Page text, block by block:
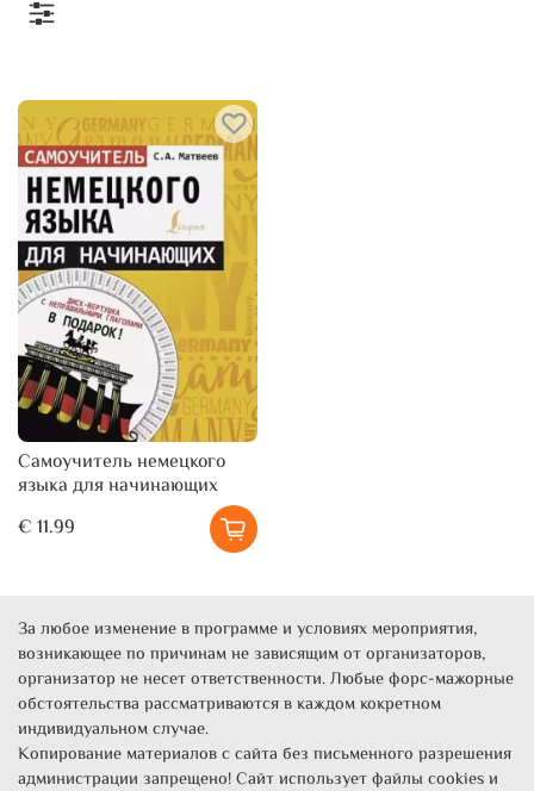
Самоучитель немецкого
языка для начинающих
€ 11.99
За любое изменение в программе и условиях мероприятия,
возникающее по причинам не зависящим от организаторов,
организатор не несет ответственности. Любые форс-мажорные
обстоятельства рассматриваются в каждом кокретном
индивидуальном случае.
Копирование материалов с сайта без письменного разрешения
администрации запрещено! Сайт использует файлы cookies и